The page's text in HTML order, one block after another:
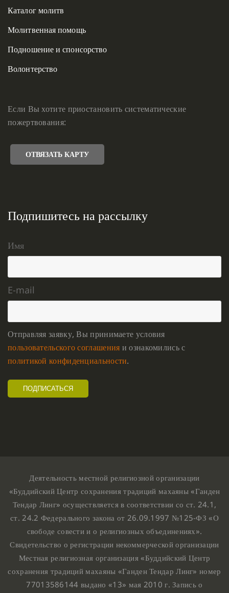
Каталог молитв
Молитвенная помощь
Подношение и спонсорство
Волонтерство
Если Вы хотите приостановить систематические
пожертвования:
ОТВЯЗАТЬ КАРТУ
Подпишитесь на рассылку
Имя
E-mail
Отправляя заявку, Вы принимаете условия
пользовательского соглашения и ознакомились с
политикой конфиденциальности.
Деятельность местной религиозной организации
«Буддийский Центр сохранения традиций махаяны «Ганден
Тендар Линг» осуществляется в соответствии со ст. 24.1,
ст. 24.2 Федерального закона от 26.09.1997 №125-ФЗ «О
свободе совести и о религиозных объединениях».
Свидетельство о регистрации некоммерческой организации
Местная религиозная организация «Буддийский Центр
сохранения традиций махаяны «Ганден Тендар Линг» номер
77013586144 выдано «13» мая 2010 г. Запись о